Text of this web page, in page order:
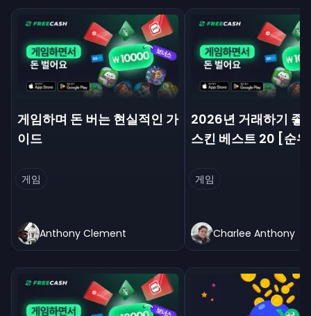
게임하며 돈 버는 현실적인 가
이드
게임
Anthony Clement
2026년 거래하기 좋
스킨 베스트 20 [순
게임
Charlee Anthony